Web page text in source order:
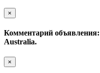
×
Комментарий
Australia.
×